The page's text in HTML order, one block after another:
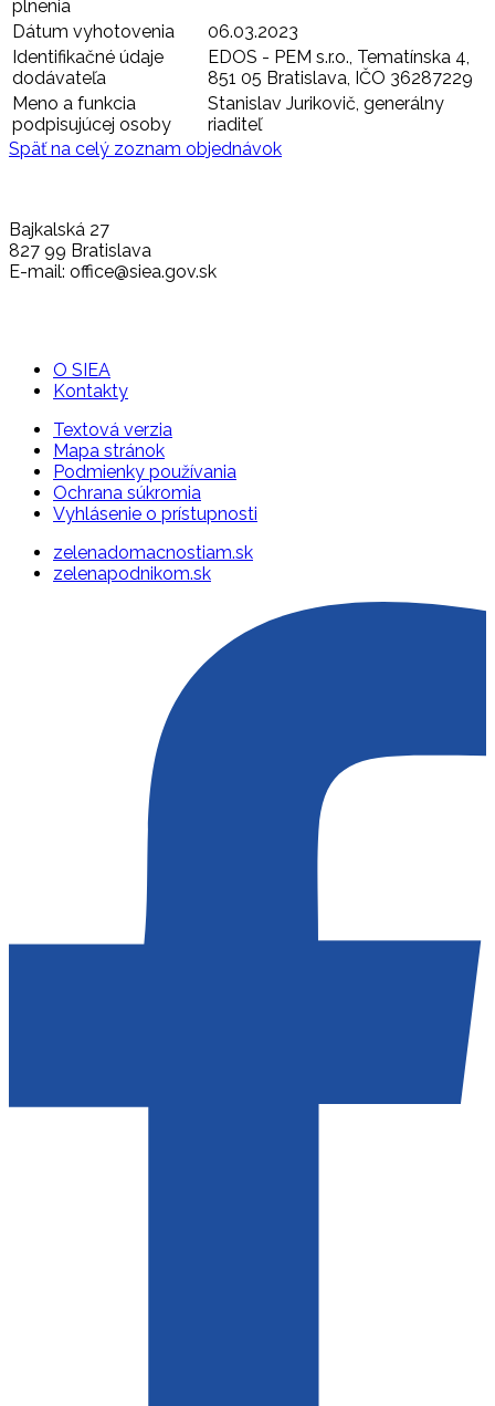
plnenia
Dátum vyhotovenia
06.03.2023
Identifikačné údaje
dodávateľa
EDOS - PEM s.r.o., Tematínska 4,
851 05 Bratislava, IČO 36287229
Meno a funkcia
podpisujúcej osoby
Stanislav Jurikovič, generálny
riaditeľ
Späť na celý zoznam objednávok
Bajkalská 27
827 99 Bratislava
E-mail: office@siea.gov.sk
O SIEA
Kontakty
Textová verzia
Mapa stránok
Podmienky používania
Ochrana súkromia
Vyhlásenie o prístupnosti
zelenadomacnostiam.sk
zelenapodnikom.sk